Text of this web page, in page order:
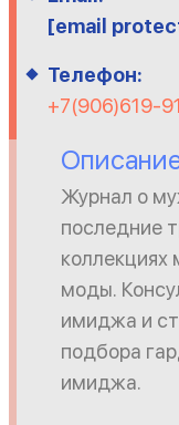
[email
Телефон:
+7(906)619-
Журнал о
последние
коллекциях
моды.
имиджа и
подбора
имиджа.